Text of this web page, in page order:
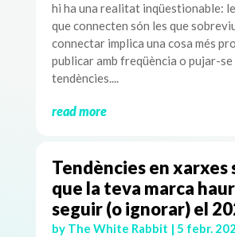
hi ha una realitat inqüestionable:
que connecten són les que
connectar implica una cosa més
publicar amb freqüència o pujar-se
tendències....
read more
Tendències en xarxes
que la teva marca
seguir (o ignorar) el
by The White Rabbit | 5 febr.